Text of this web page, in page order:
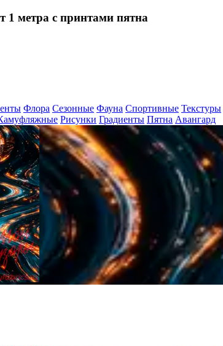
1 метра с принтами пятна
Флора Сезонные Фауна Спортивные Текстуры
Рисунки Градиенты Пятна Авангард